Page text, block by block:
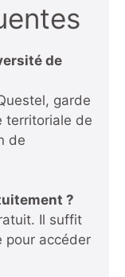
de
garde
territoriale de
de
?
Il suffit
pour accéder